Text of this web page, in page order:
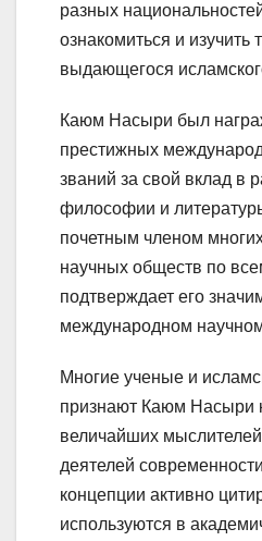
разных
ознакомиться и изучить
выдающегося
Каюм Насыри был
престижных
званий за свой вклад в
философии и
почетным членом
научных обществ по
подтверждает его
международном
Многие ученые и
признают Каюм Насыри
величайших
деятелей
концепции активно
используются в